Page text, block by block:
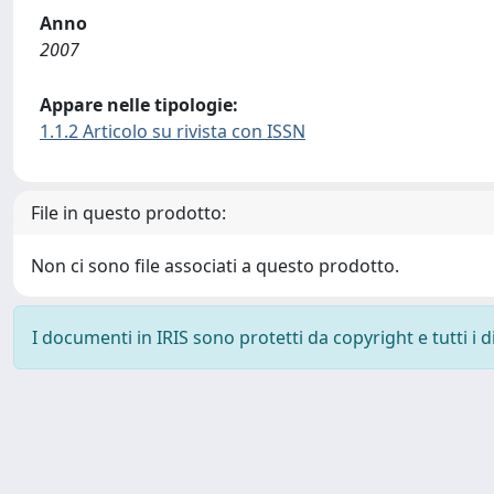
Anno
2007
Appare nelle tipologie:
1.1.2 Articolo su rivista con ISSN
File in questo prodotto:
Non ci sono file associati a questo prodotto.
I documenti in IRIS sono protetti da copyright e tutti i